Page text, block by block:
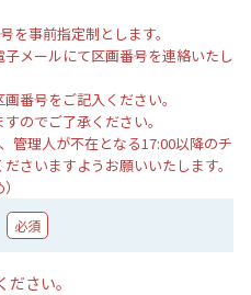
を事前指定制とします。
メールにて区画番号を連絡いたし
番号をご記入ください。
のでご了承ください。
管理人が不在となる17:00以降のチ
さいますようお願いいたします。
必須
さい。